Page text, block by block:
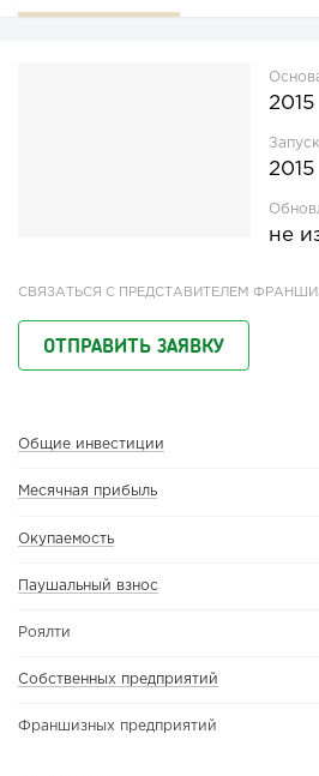
2015
2015
не
СВЯЗАТЬСЯ С ПРЕДСТАВИТЕЛЕМ
ОТПРАВИТЬ ЗАЯВКУ
Общие инвестиции
Месячная прибыль
Окупаемость
Паушальный взнос
Роялти
Собственных предприятий
Франшизных предприятий